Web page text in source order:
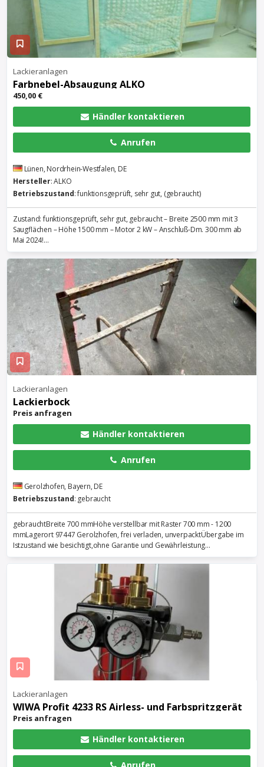
Lackieranlagen
Farbnebel-Absaugung ALKO
450,00 €
Händler kontaktieren
Anrufen
Lünen, Nordrhein-Westfalen, DE
Hersteller: ALKO
Betriebszustand: funktionsgeprüft, sehr gut, (gebraucht)
Zustand: funktionsgeprüft, sehr gut, gebraucht – Breite 2500 mm mit 3
Saugflächen – Höhe 1500 mm – Motor 2 kW – Anschluß-Dm. 300 mm ab
Mai 2024!...
Lackieranlagen
Lackierbock
Preis anfragen
Händler kontaktieren
Anrufen
Gerolzhofen, Bayern, DE
Betriebszustand: gebraucht
gebrauchtBreite 700 mmHöhe verstellbar mit Raster 700 mm - 1200
mmLagerort 97447 Gerolzhofen, frei verladen, unverpacktÜbergabe im
Istzustand wie besichtigt,ohne Garantie und Gewährleistung...
Lackieranlagen
WIWA Profit 4233 RS Airless- und Farbspritzgerät
Preis anfragen
Händler kontaktieren